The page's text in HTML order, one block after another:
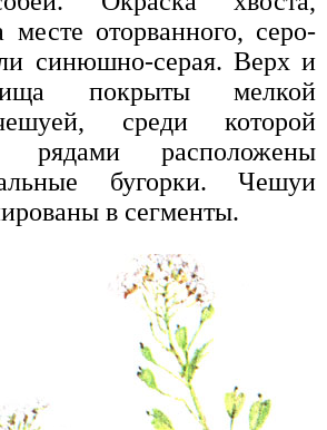
оторванного, серо-
синюшно-серая. Верх и
покрыты мелкой
среди которой
рядами расположены
бугорки. Чешуи
в сегменты.